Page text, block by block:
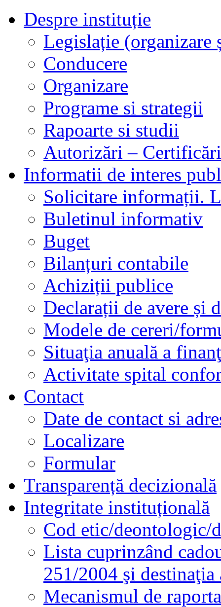
Despre instituție
Legislație
Conducere
Organizare
Programe si strategii
Rapoarte si studii
Autorizări –
Informatii de interes
Solicitare informații.
Buletinul informativ
Buget
Bilanțuri contabile
Achiziții publice
Declarații de avere și
Modele de cereri/
Situaţia anuală a
Activitate spital
Contact
Date de contact si
Localizare
Formular
Transparență decizională
Integritate instituțională
Cod etic/deontologic/
Lista cuprinzând
251/2004 şi destinaţia
Mecanismul de